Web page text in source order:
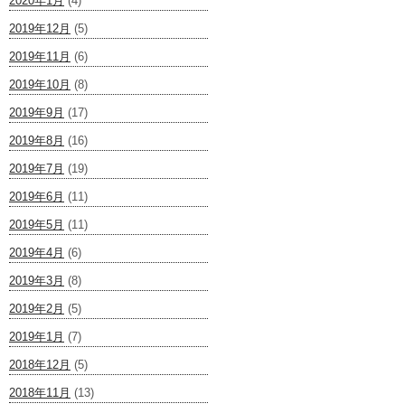
2019年12月 (5)
2019年11月 (6)
2019年10月 (8)
2019年9月 (17)
2019年8月 (16)
2019年7月 (19)
2019年6月 (11)
2019年5月 (11)
2019年4月 (6)
2019年3月 (8)
2019年2月 (5)
2019年1月 (7)
2018年12月 (5)
2018年11月 (13)